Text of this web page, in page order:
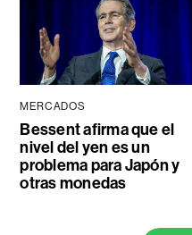
MERCADOS
Bessent afirma que el
nivel del yen es un
problema para Japón y
otras monedas